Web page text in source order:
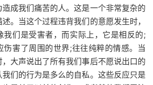
成我们痛苦的人。这是一个非常复杂的
。当这个过程违背我们的意愿发生时，
我们是受害者，而实际上，它是相反的;
伤害了周围的世界;往往纯粹的情感。当
大声说出了所有我们事后不愿说出口的
们的行为是多么的自私。这些反应只是